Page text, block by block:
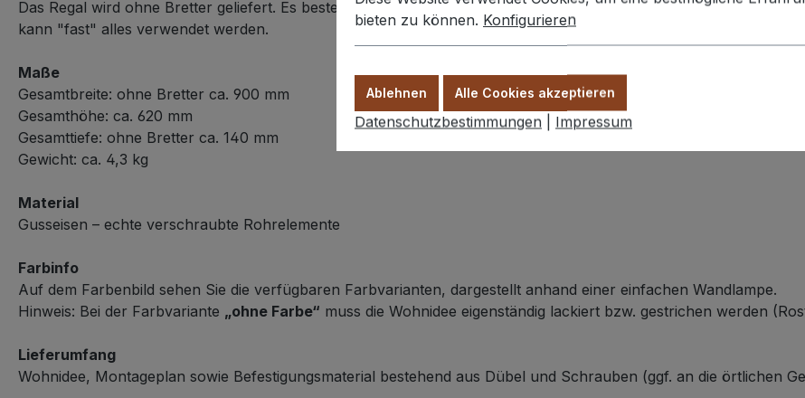
Das Regal wird ohne Bretter geliefert. Es besteht die Möglichkeit Ihre individuelle Regalplatte zu verwenden. Ob
kann "fast" alles verwendet werden.
Maße
Gesamtbreite: ohne Bretter ca. 900 mm
Gesamthöhe: ca. 620 mm
Gesamttiefe: ohne Bretter ca. 140 mm
Gewicht: ca. 4,3 kg
Material
Gusseisen – echte verschraubte Rohrelemente
Farbinfo
Auf dem Farbenbild sehen Sie die verfügbaren Farbvarianten, dargestellt anhand einer einfachen Wandlampe.
Hinweis: Bei der Farbvariante „ohne Farbe“ muss die Wohnidee eigenständig lackiert bzw. gestrichen werden
Lieferumfang
Wohnidee, Montageplan sowie Befestigungsmaterial bestehend aus Dübel und Schrauben (ggf. an die örtlichen
bieten zu können. Konfigurieren
Ablehnen Alle Cookies akzeptieren
Datenschutzbestimmungen Impressum